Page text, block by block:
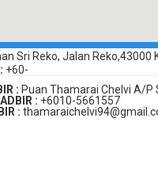
Sri Reko, Jalan Reko,43000
+60-
: Puan Thamarai Chelvi A/P
: +6010-5661557
: